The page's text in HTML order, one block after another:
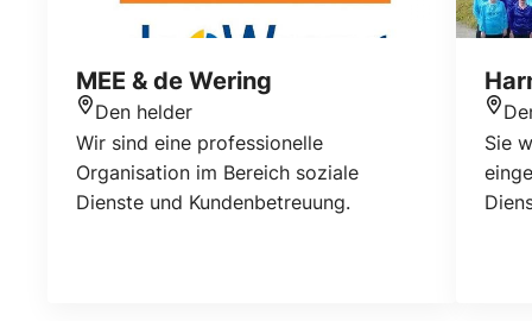
MEE & de Wering
Den helder
Wir sind eine professionelle
Organisation im Bereich soziale
Dienste und Kundenbetreuung.
Sie